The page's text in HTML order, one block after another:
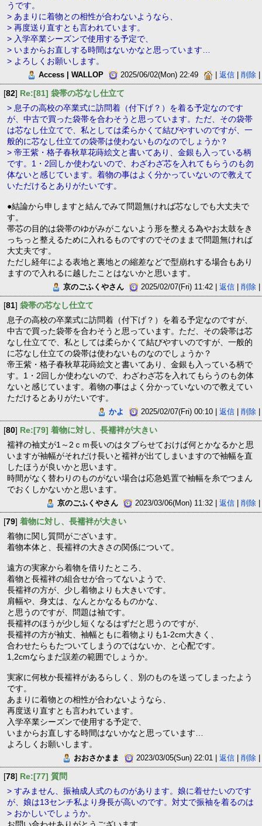
うです。
> あまりに着物との相性が合わないようなら、
> 再度送り直すとも言われています。
> 入学卒業シーズンで使用する予定で、
> いまからお直しする時間はないかなと思っています…
> よろしくお願いします。
Access | WALLOP 2025/06/02(Mon) 22:49 |返信 |削除
[82] Re:[81] 袋帯の芯なし仕立て
> 息子の高校の卒業式に訪問着（付下げ？）を着る予定なのです
が、中古で買った袋帯を合わそうと思っています。ただ、その袋帯
は芯なし仕立てで、私としては柔らかくて結びやすいのですが、一
般的に芯なし仕立ての袋帯は使わないものなのでしょうか？
> 帝王紫・格子春秋草花蒔絵文と書いてあり、金銀も入っている柄
です。1・2回しか使わないので、わざわざ芯を入れてもらうのも勿
体ないと感じています。着物の事はよく分かっていないので教えて
いただけるとありがたいです。
●結論から申しますと結んでみて問題無ければ芯なしでも大丈夫で
す。
帯芯の目的は袋帯のゆがみがこないよう形を整える為やお太鼓をき
っちっと整えるために入れるものですのでそのままで問題無ければ
大丈夫です。
ただし経年による表地と裏地との縮差などで型崩れする場合もあり
ますので入れるに越したことはないかと思います。
京のごふくやさん 2025/02/07(Fri) 11:42 |返信 |削除
[81] 袋帯の芯なし仕立て
息子の高校の卒業式に訪問着（付下げ？）を着る予定なのですが、
中古で買った袋帯を合わそうと思っています。ただ、その袋帯は芯
なし仕立てで、私としては柔らかくて結びやすいのですが、一般的
に芯なし仕立ての袋帯は使わないものなのでしょうか？
帝王紫・格子春秋草花蒔絵文と書いてあり、金銀も入っている柄で
す。1・2回しか使わないので、わざわざ芯を入れてもらうのも勿体
ないと感じています。着物の事はよく分かっていないので教えてい
ただけるとありがたいです。
かよ 2025/02/07(Fri) 00:10 |返信 |削除
[80] Re:[79] 着物に対し、長襦袢が大きい
襦袢の袖丈が1～2ｃｍ長いのはタブらせておけば何とかなるかと思
いますが袖幅がそれだけ長いと襦袢が出てしまいますので袖幅を直
したほうが良いかと思います。
時間がなく替わりのものがない場合は応急処置で袖幅を糸でつまん
でおくしかないかと思います。
京のごふくやさん 2023/03/06(Mon) 11:32 |返信 |削除
[79] 着物に対し、長襦袢が大きい
着物に関し質問がございます。
着物本体と、長襦袢の大きさの関係について。
遠方の実家から着物を借りたところ、
着物と長襦袢の組合せが合ってないようで、
長襦袢の方が、少し着物よりも大きいです。
肩幅や、身丈は、なんとかなるものかな、
と思うのですが、問題は袖です。
長襦袢のほうが少し短くなるはずだと思うのですが、
長襦袢の方が袖丈、袖幅ともに着物よりも1-2cm大きく、
合わせたらもたついてしまうのではないか、と心配です。
1,2cmならまだ誤差の範囲でしょうか。
実家に何枚か長襦袢があるらしく、別のものを送ってしまったよう
です。
あまりに着物との相性が合わないようなら、
再度送り直すとも言われています。
入学卒業シーズンで使用する予定で、
いまからお直しする時間はないかなと思っています…
よろしくお願いします。
おおさかまま 2023/03/05(Sun) 22:01 |返信 |削除
[78] Re:[77] 質問
> すみません、振袖成人式のものがあります。娘に着せたいのです
が、娘は13センチ私より身長が高いのです。対丈で振袖を着るのは
> おかしいでしょうか。